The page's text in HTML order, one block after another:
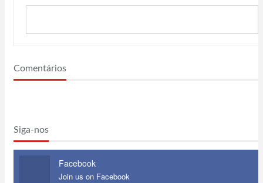
Comentários
Siga-nos
Facebook
Join us on Facebook